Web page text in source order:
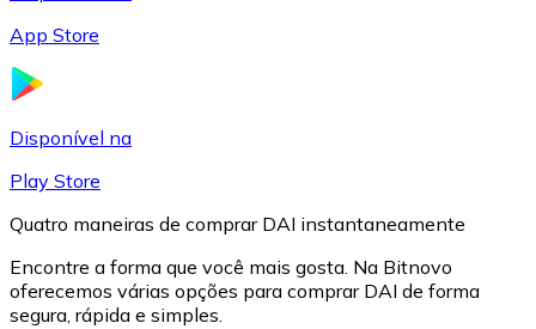
App Store
Disponível na
Play Store
Quatro maneiras de comprar DAI instantaneamente
Encontre a forma que você mais gosta. Na Bitnovo
oferecemos várias opções para comprar DAI de forma
segura, rápida e simples.